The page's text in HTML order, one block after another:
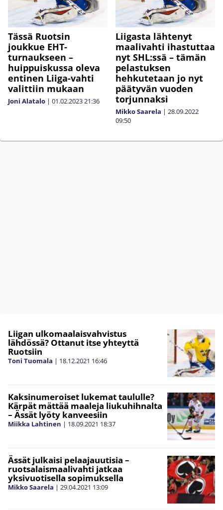
Tässä Ruotsin
joukkue EHT-
turnaukseen –
huippuiskussa oleva
entinen Liiga-vahti
valittiin mukaan
Joni Alatalo | 01.02.202321:36
Liigasta lähtenyt
maalivahti ihastuttaa
nyt SHL:ssä – tämän
pelastuksen
hehkutetaan jo nyt
päätyvän vuoden
torjunnaksi
Mikko Saarela | 28.09.2022
09:50
Liigan ulkomaalaisvahvistus
lähdössä? Ottanut itse yhteyttä
Ruotsiin
Toni Tuomala | 18.12.2021 16:46
Kaksinumeroiset lukemat taululle?
Kärpät mättää maaleja liukuhihnalta
– Ässät lyöty kanveesiin
Miikka Lahtinen | 18.09.2021 18:37
Ässät julkaisi pelaajauutisia –
ruotsalaismaalivahti jatkaa
yksivuotisella sopimuksella
Mikko Saarela | 29.04.2021 13:09